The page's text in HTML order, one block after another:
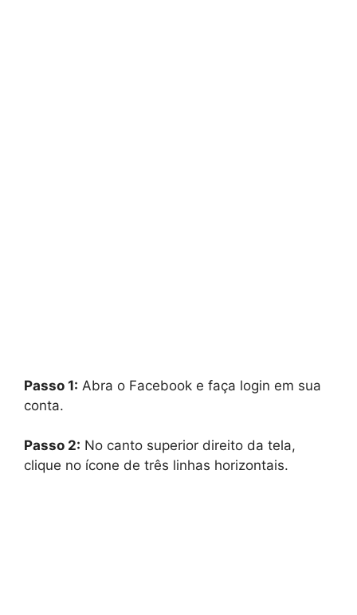
Passo 1: Abra o Facebook e faça login em sua
conta.
Passo 2: No canto superior direito da tela,
clique no ícone de três linhas horizontais.